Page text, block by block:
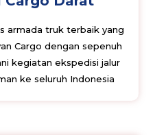
armada truk terbaik yang
Cargo dengan sepenuh
kegiatan ekspedisi jalur
ke seluruh Indonesia